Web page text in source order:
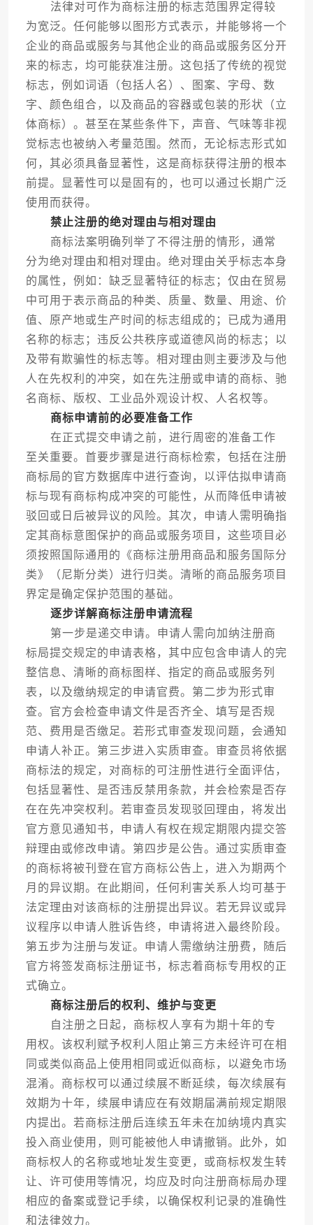
法律对可作为商标注册的标志范围界定得较
为宽泛。任何能够以图形方式表示，并能够将一个
企业的商品或服务与其他企业的商品或服务区分开
来的标志，均可能获准注册。这包括了传统的视觉
标志，例如词语（包括人名）、图案、字母、数
字、颜色组合，以及商品的容器或包装的形状（立
体商标）。甚至在某些条件下，声音、气味等非视
觉标志也被纳入考量范围。然而，无论标志形式如
何，其必须具备显著性，这是商标获得注册的根本
前提。显著性可以是固有的，也可以通过长期广泛
使用而获得。
禁止注册的绝对理由与相对理由
商标法案明确列举了不得注册的情形，通常
分为绝对理由和相对理由。绝对理由关乎标志本身
的属性，例如：缺乏显著特征的标志；仅由在贸易
中可用于表示商品的种类、质量、数量、用途、价
值、原产地或生产时间的标志组成的；已成为通用
名称的标志；违反公共秩序或道德风尚的标志；以
及带有欺骗性的标志等。相对理由则主要涉及与他
人在先权利的冲突，如在先注册或申请的商标、驰
名商标、版权、工业品外观设计权、人名权等。
商标申请前的必要准备工作
在正式提交申请之前，进行周密的准备工作
至关重要。首要步骤是进行商标检索，包括在注册
商标局的官方数据库中进行查询，以评估拟申请商
标与现有商标构成冲突的可能性，从而降低申请被
驳回或日后被异议的风险。其次，申请人需明确指
定其商标意图保护的商品或服务项目，这些项目必
须按照国际通用的《商标注册用商品和服务国际分
类》（尼斯分类）进行归类。清晰的商品服务项目
界定是确定保护范围的基础。
逐步详解商标注册申请流程
第一步是递交申请。申请人需向加纳注册商
标局提交规定的申请表格，其中应包含申请人的完
整信息、清晰的商标图样、指定的商品或服务列
表，以及缴纳规定的申请官费。第二步为形式审
查。官方会检查申请文件是否齐全、填写是否规
范、费用是否缴足。若形式审查发现问题，会通知
申请人补正。第三步进入实质审查。审查员将依据
商标法的规定，对商标的可注册性进行全面评估，
包括显著性、是否违反禁用条款，并会检索是否存
在在先冲突权利。若审查员发现驳回理由，将发出
官方意见通知书，申请人有权在规定期限内提交答
辩理由或修改申请。第四步是公告。通过实质审查
的商标将被刊登在官方商标公告上，进入为期两个
月的异议期。在此期间，任何利害关系人均可基于
法定理由对该商标的注册提出异议。若无异议或异
议程序以申请人胜诉告终，申请将进入最终阶段。
第五步为注册与发证。申请人需缴纳注册费，随后
官方将签发商标注册证书，标志着商标专用权的正
式确立。
商标注册后的权利、维护与变更
自注册之日起，商标权人享有为期十年的专
用权。该权利赋予权利人阻止第三方未经许可在相
同或类似商品上使用相同或近似商标，以避免市场
混淆。商标权可以通过续展不断延续，每次续展有
效期为十年，续展申请应在有效期届满前规定期限
内提出。若商标注册后连续五年未在加纳境内真实
投入商业使用，则可能被他人申请撤销。此外，如
商标权人的名称或地址发生变更，或商标权发生转
让、许可使用等情况，均应及时向注册商标局办理
相应的备案或登记手续，以确保权利记录的准确性
和法律效力。